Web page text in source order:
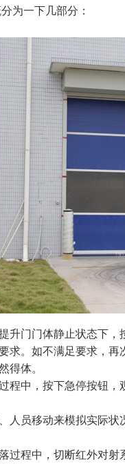
为一下几部分：
升门门体静止状态下
求。如不满足要求，
得体。
程中，按下急停按钮
人员移动来模拟实际
过程中，切断红外对